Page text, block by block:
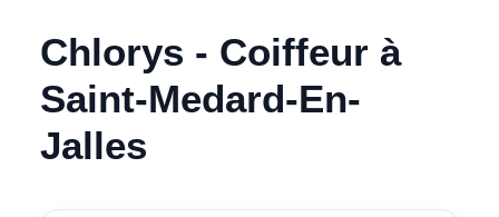
Chlorys - Coiffeur à
Saint-Medard-En-
Jalles